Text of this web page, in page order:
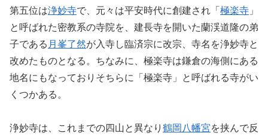
第五位は浄妙寺で、元々は平安時代に創建され「 極楽寺 」
と呼ばれた密教系の寺院を、建長寺を開いた蘭渓道隆の弟
子である 月峯了然が入寺し臨済宗に改宗、寺名を浄妙寺と
改めたものとなる。ちなみに、極楽寺は鎌倉の海側にある
地名にもなっておりそちらに「極楽寺」と呼ばれる寺がい
くつかある。
浄妙寺は、これまでの四山と異なり 鶴岡八幡宮を挟んで反